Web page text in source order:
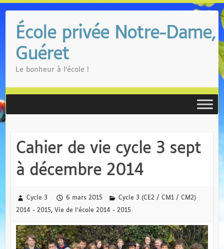
contentÉcole privée Notre-Dame,
Guéret
Le bonheur à l'école !
Cahier de vie cycle 3 sept
à décembre 2014
Cycle 3 6 mars 2015 Cycle 3 (CE2 / CM1 / CM2)
2014 - 2015, Vie de l’école 2014 - 2015